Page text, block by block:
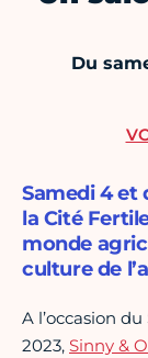
Du
Samedi 4 et
la Cité
monde
culture de
A l’occasion
2023, Sinny &